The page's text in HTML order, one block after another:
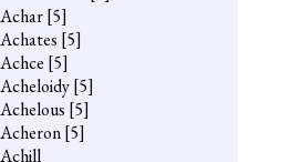
Achar[5]
Achates [5]
Achce [5]
Acheloidy[5]
Achelous [5]
Acheron[5]
Achill